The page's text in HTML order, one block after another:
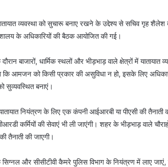
व्यवस्था को सुचारू बनाए रखने के उद्देश्य से सचिव गृह शैलेश
के अधिकारियों की बैठक आयोजित की गई।
दौरान बाजारों, धार्मिक स्थलों और भीड़भाड़ वाले क्षेत्रों में
कि आमजन को किसी प्रकार की असुविधा न हो, इसके लिए
सुव्यवस्थित बनाएं।
नियंत्रण के लिए एक कंपनी आईआरबी या पीएसी की तैनाती
कर्मियों की सेवाएं भी ली जाएंगी। शहर के भीड़भाड़ वाले
तैनाती की जाएगी।
और सीसीटीवी कैमरे पुलिस विभाग के नियंत्रण में लाए जाएं,